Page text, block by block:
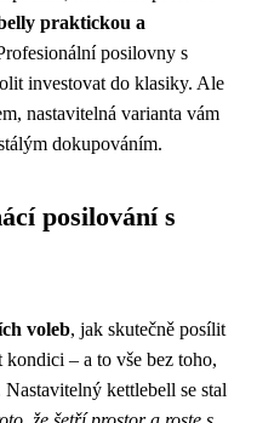
praktickou a
posilovny s
investovat do klasiky. Ale
nastavitelná varianta vám
dokupováním.
posilování s
voleb, jak skutečně posílit
– a to vše bez toho,
kettlebell se stal